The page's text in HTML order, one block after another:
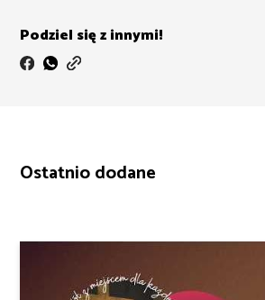
Podziel się z innymi!
Ostatnio dodane